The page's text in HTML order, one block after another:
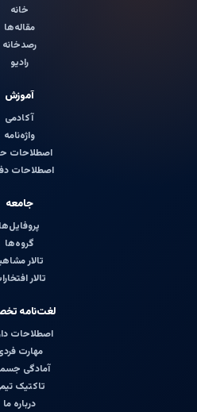
خانه
مقاله‌ها
رصدخانه
رادیو
آموزش
آکادمی
واژه‌نامه
اصطلاحات
اصطلاحات
جامعه
پروفایل‌ها
گروه‌ها
تالار
تالار
لغت‌نامه
اصطلاحات
مهارت
آمادگی
تاکتیک
درباره ما